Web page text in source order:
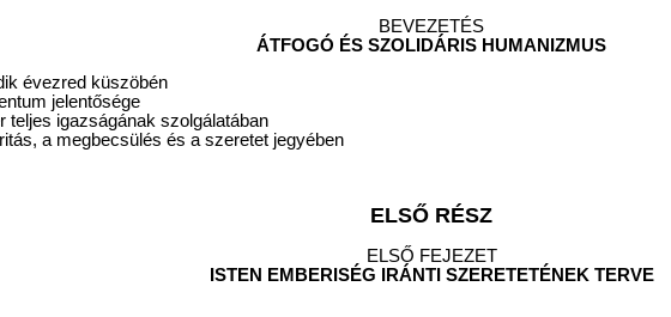
BEVEZETÉS
ÁTFOGÓ ÉS SZOLIDÁRIS HUMANIZMUS
évezred küszöbén
jelentősége
teljes igazságának szolgálatában
a megbecsülés és a szeretet jegyében
ELSŐ RÉSZ
ELSŐ FEJEZET
ISTEN EMBERISÉG IRÁNTI SZERETETÉNEK TERVE